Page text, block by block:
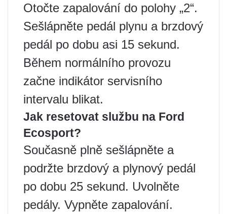
Otočte zapalování do polohy „2“.
Sešlápněte pedál plynu a brzdový
pedál po dobu asi 15 sekund.
Během normálního provozu
začne indikátor servisního
intervalu blikat.
Jak resetovat službu na Ford
Ecosport?
Současně plně sešlápněte a
podržte brzdový a plynový pedál
po dobu 25 sekund. Uvolněte
pedály. Vypněte zapalování.